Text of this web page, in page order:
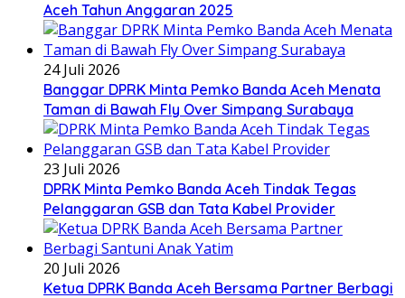
Aceh Tahun Anggaran 2025
24 Juli 2026
Banggar DPRK Minta Pemko Banda Aceh Menata
Taman di Bawah Fly Over Simpang Surabaya
23 Juli 2026
DPRK Minta Pemko Banda Aceh Tindak Tegas
Pelanggaran GSB dan Tata Kabel Provider
20 Juli 2026
Ketua DPRK Banda Aceh Bersama Partner Berbagi